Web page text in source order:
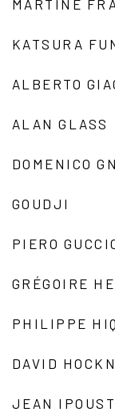
MARTINE
KATSURA
ALBERTO
ALAN GLASS
DOMENICO
GOUDJI
PIERO
GRÉGOIRE
PHILIPPE
DAVID
JEAN